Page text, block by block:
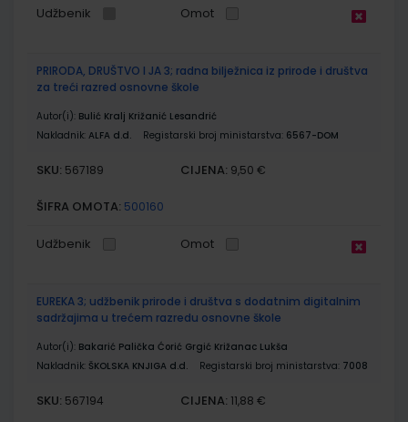
Udžbenik Omot
PRIRODA, DRUŠTVO I JA 3; radna bilježnica iz prirode i društva
za treći razred osnovne škole
Autor(i): Bulić Kralj Križanić Lesandrić
Nakladnik: ALFA d.d. Registarski broj ministarstva: 6567-DOM
SKU: 567189 CIJENA: 9,50 €
ŠIFRA OMOTA: 500160
Udžbenik Omot
EUREKA 3; udžbenik prirode i društva s dodatnim digitalnim
sadržajima u trećem razredu osnovne škole
Autor(i): Bakarić Palička Ćorić Grgić Križanac Lukša
Nakladnik: ŠKOLSKA KNJIGA d.d. Registarski broj ministarstva: 7008
SKU: 567194 CIJENA: 11,88 €